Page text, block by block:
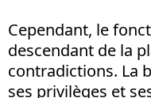
Cependant, le
descendant de la
contradictions. La
ses privilèges et